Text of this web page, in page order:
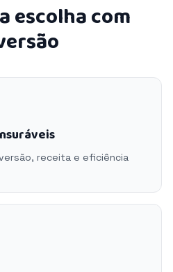
escolha com
receita e eficiência